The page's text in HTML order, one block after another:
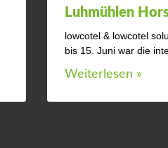
Luhmühlen
lowcotel & lowcotel
bis 15. Juni war die
Weiterlesen »